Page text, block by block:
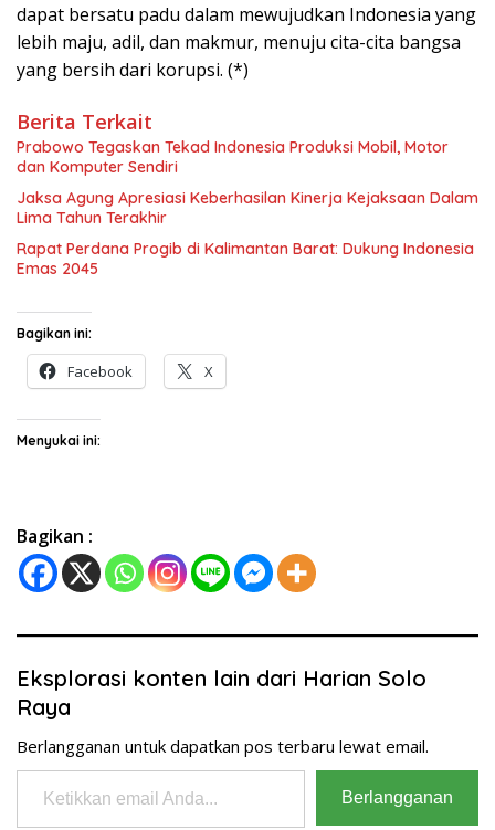
dapat bersatu padu dalam mewujudkan Indonesia yang
lebih maju, adil, dan makmur, menuju cita-cita bangsa
yang bersih dari korupsi. (*)
Berita Terkait
Prabowo Tegaskan Tekad Indonesia Produksi Mobil, Motor
dan Komputer Sendiri
Jaksa Agung Apresiasi Keberhasilan Kinerja Kejaksaan Dalam
Lima Tahun Terakhir
Rapat Perdana Progib di Kalimantan Barat: Dukung Indonesia
Emas 2045
Bagikan ini:
Facebook X
Menyukai ini:
Bagikan :
Eksplorasi konten lain dari Harian Solo
Raya
Berlangganan untuk dapatkan pos terbaru lewat email.
Ketikkan email Anda...
Berlangganan